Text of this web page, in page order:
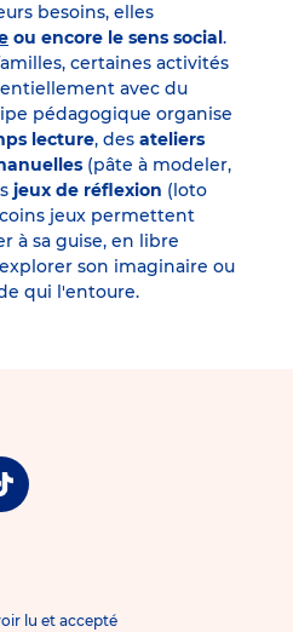
besoins, elles
ou encore le sens social .
certaines activités
avec du
pédagogique organise
lecture, des ateliers
(pâte à modeler,
jeux de réflexion (loto
jeux permettent
à sa guise, en libre
son imaginaire ou
qui l'entoure.
lu et accepté